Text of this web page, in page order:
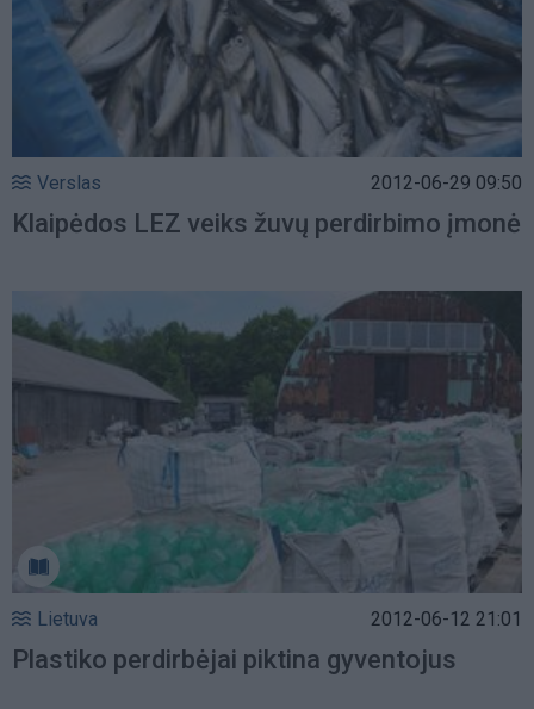
Verslas 2012-06-29 09:50
Klaipėdos LEZ veiks žuvų perdirbimo įmonė
Lietuva 2012-06-12 21:01
Plastiko perdirbėjai piktina gyventojus